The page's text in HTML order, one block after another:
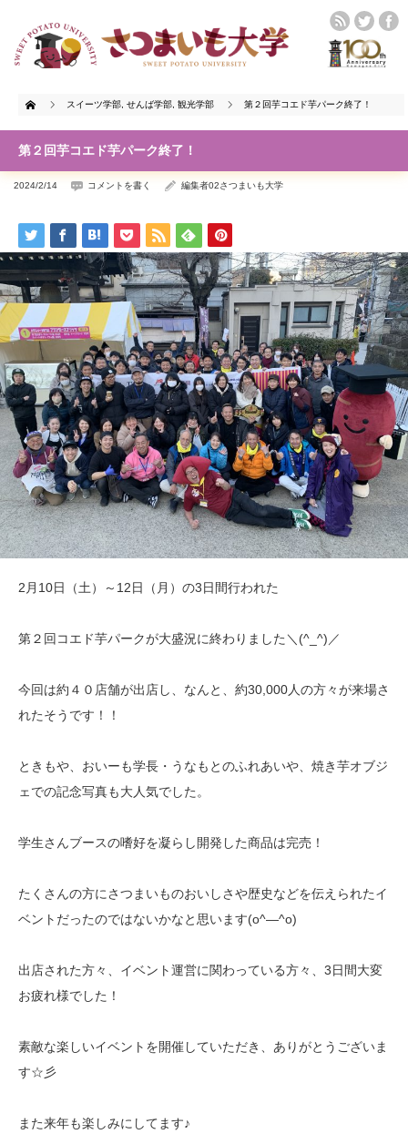
Home スイーツ学部, せんば学部, 観光学部 第２回芋コエド芋パーク終了！
第２回芋コエド芋パーク終了！
2024/2/14 コメントを書く 編集者02さつまいも大学
2月10日（土）～12日（月）の3日間行われた
第２回コエド芋パークが大盛況に終わりました＼(^_^)／
今回は約４０店舗が出店し、なんと、約30,000人の方々が来場さ
れたそうです！！
ときもや、おいーも学長・うなもとのふれあいや、焼き芋オブジ
ェでの記念写真も大人気でした。
学生さんブースの嗜好を凝らし開発した商品は完売！
たくさんの方にさつまいものおいしさや歴史などを伝えられたイ
ベントだったのではないかなと思います(o^―^o)
出店された方々、イベント運営に関わっている方々、3日間大変
お疲れ様でした！
素敵な楽しいイベントを開催していただき、ありがとうございま
す☆彡
また来年も楽しみにしてます♪